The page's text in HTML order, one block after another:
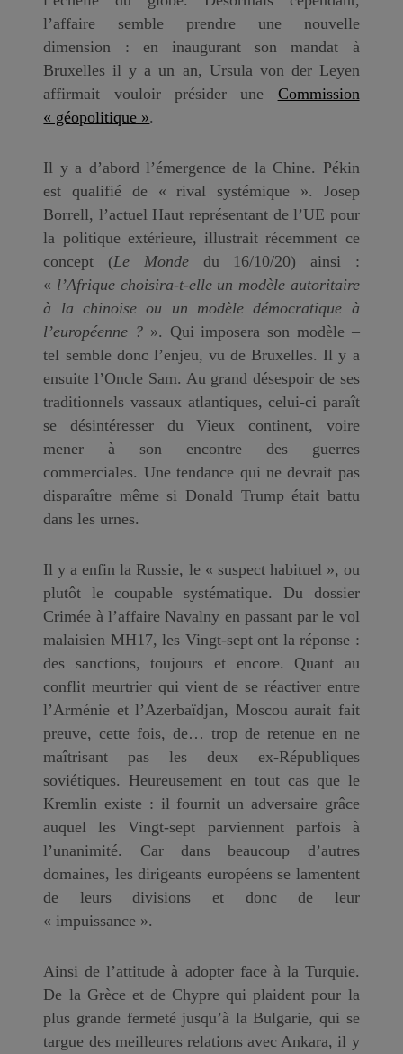
l’affaire semble prendre une nouvelle
dimension : en inaugurant son mandat à
Bruxelles il y a un an, Ursula von der Leyen
affirmait vouloir présider une Commission
« géopolitique ».
Il y a d’abord l’émergence de la Chine. Pékin
est qualifié de « rival systémique ». Josep
Borrell, l’actuel Haut représentant de l’UE pour
la politique extérieure, illustrait récemment ce
concept (Le Mondedu 16/10/20) ainsi :
« l’Afrique choisira-t-elle un modèle autoritaire
à la chinoise ou un modèle démocratique à
l’européenne ? ». Qui imposera son modèle –
tel semble donc l’enjeu, vu de Bruxelles. Il y a
ensuite l’Oncle Sam. Au grand désespoir de ses
traditionnels vassaux atlantiques, celui-ci paraît
se désintéresser du Vieux continent, voire
mener à son encontre des guerres
commerciales. Une tendance qui ne devrait pas
disparaître même si Donald Trump était battu
dans les urnes.
Il y a enfin la Russie, le « suspect habituel », ou
plutôt le coupable systématique. Du dossier
Crimée à l’affaire Navalny en passant par le vol
malaisien MH17, les Vingt-sept ont la réponse :
des sanctions, toujours et encore. Quant au
conflit meurtrier qui vient de se réactiver entre
l’Arménie et l’Azerbaïdjan, Moscou aurait fait
preuve, cette fois, de… trop de retenue en ne
maîtrisant pas les deux ex-Républiques
soviétiques. Heureusement en tout cas que le
Kremlin existe : il fournit un adversaire grâce
auquel les Vingt-sept parviennent parfois à
l’unanimité. Car dans beaucoup d’autres
domaines, les dirigeants européens se lamentent
de leurs divisions et donc de leur
« impuissance ».
Ainsi de l’attitude à adopter face à la Turquie.
De la Grèce et de Chypre qui plaident pour la
plus grande fermeté jusqu’à la Bulgarie, qui se
targue des meilleures relations avec Ankara, il y